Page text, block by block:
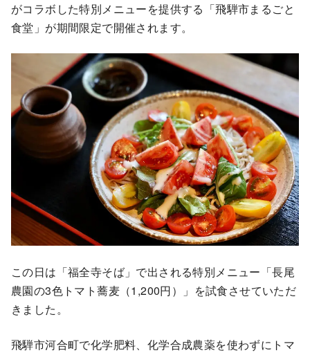
がコラボした特別メニューを提供する「飛騨市まるごと
食堂」が期間限定で開催されます。
この日は「福全寺そば」で出される特別メニュー「長尾
農園の3色トマト蕎麦（1,200円）」を試食させていただ
きました。
飛騨市河合町で化学肥料、化学合成農薬を使わずにトマ